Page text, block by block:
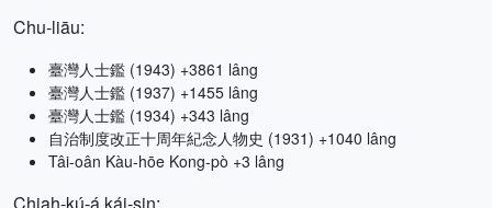
Chu-liāu:
臺灣人士鑑 (1943) +3861 lâng
臺灣人士鑑 (1937) +1455 lâng
臺灣人士鑑 (1934) +343 lâng
自治制度改正十周年紀念人物史 (1931) +1040 lâng
Tâi-oân Kàu-hōe Kong-pò +3 lâng